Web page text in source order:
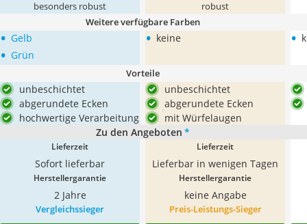
besonders robust robust
Weitere verfügbare Farben
• Gelb
• Grün
• keine •
Vorteile
unbeschichtet
abgerundete Ecken
hochwertige Verarbeitung
unbeschichtet
abgerundete Ecken
mit Würfelaugen
Zu den Angeboten *
Lieferzeit
Sofort lieferbar
Lieferzeit
Lieferbar in wenigen Tagen
Herstellergarantie
2 Jahre
Herstellergarantie
keine Angabe
Vergleichssieger Preis-Leistungs-Sieger